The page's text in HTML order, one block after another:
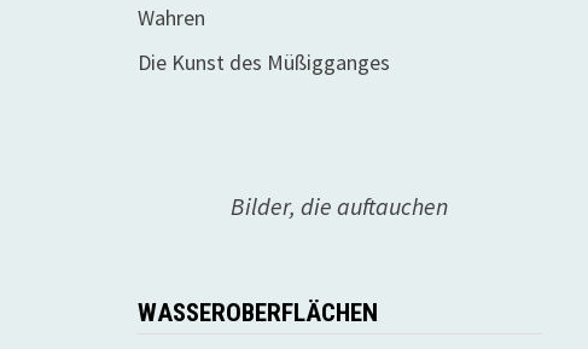
Wahren
Die Kunst des Müßigganges
Bilder, die auftauchen
WASSEROBERFLÄCHEN